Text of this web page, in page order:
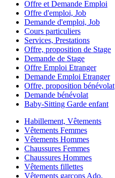
Offre et Demande Emploi
Offre d'emploi, Job
Demande d'emploi, Job
Cours particuliers
Services, Prestations
Offre, proposition de Stage
Demande de Stage
Offre Emploi Etranger
Demande Emploi Etranger
Offre, proposition bénévolat
Demande bénévolat
Baby-Sitting Garde enfant
Habillement, Vêtements
Vêtements Femmes
Vêtements Hommes
Chaussures Femmes
Chaussures Hommes
Vêtements fillettes
Vêtements garçons Ado.